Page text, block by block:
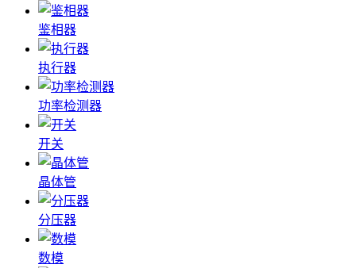
鉴相器
执行器
功率检测器
开关
晶体管
分压器
数模